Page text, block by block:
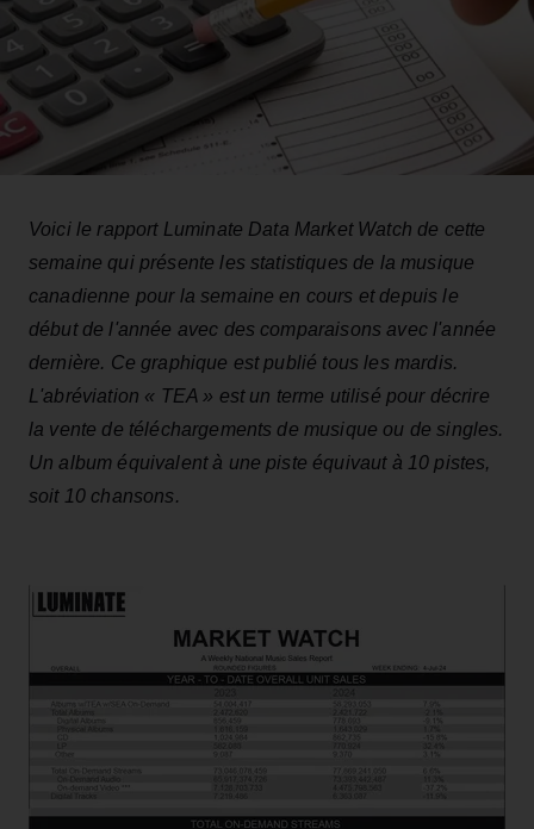
Voici le rapport Luminate Data Market Watch de cette
semaine qui présente les statistiques de la musique
canadienne pour la semaine en cours et depuis le
début de l'année avec des comparaisons avec l'année
dernière. Ce graphique est publié tous les mardis.
L'abréviation « TEA » est un terme utilisé pour décrire
la vente de téléchargements de musique ou de singles.
Un album équivalent à une piste équivaut à 10 pistes,
soit 10 chansons.